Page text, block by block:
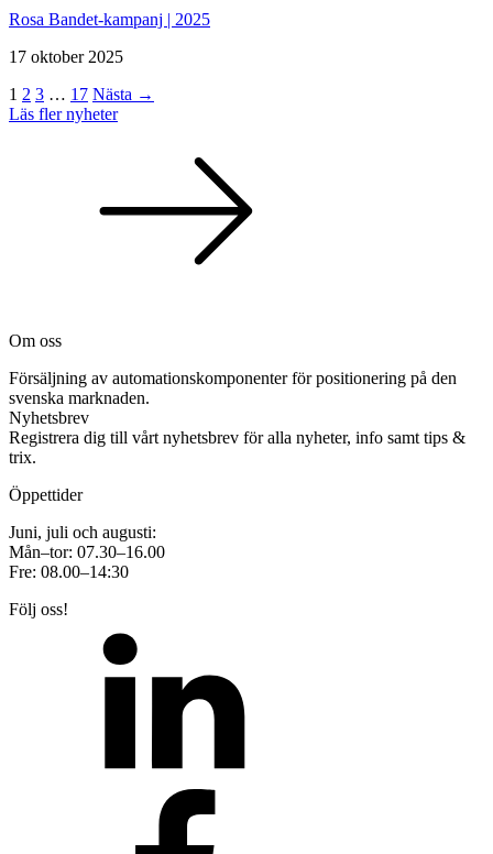
Rosa Bandet-kampanj | 2025
17 oktober 2025
1 2 3 … 17 Nästa →
Läs fler nyheter
Om oss
Försäljning av automationskomponenter för positionering på den
svenska marknaden.
Nyhetsbrev
Registrera dig till vårt nyhetsbrev för alla nyheter, info samt tips &
trix.
Öppettider
Juni, juli och augusti:
Mån–tor: 07.30–16.00
Fre: 08.00–14:30
Följ oss!